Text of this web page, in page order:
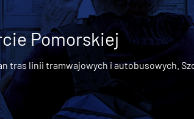
Pomorskiej
tras linii tramwajowych i autobusowych.